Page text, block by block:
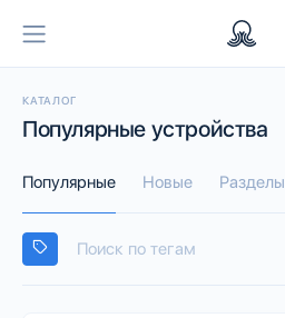
КАТАЛОГ
Популярные устройства
Популярные Новые Разделы